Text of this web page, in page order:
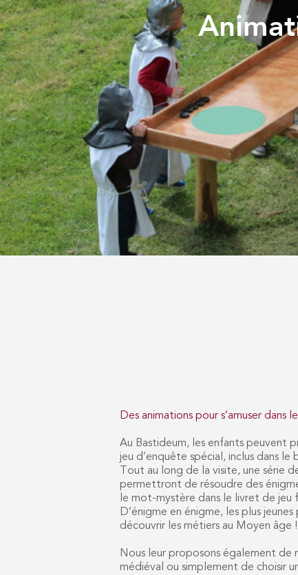
Des animations pour s’amuser dans
Au Bastideum, les enfants peuvent
jeu d’enquête spécial, inclus dans le
Tout au long de la visite, une série
permettront de résoudre des
le mot-mystère dans le livret de jeu
D’énigme en énigme, les plus
découvrir les métiers au Moyen âge !
Nous leur proposons également de
médiéval ou simplement de choisir